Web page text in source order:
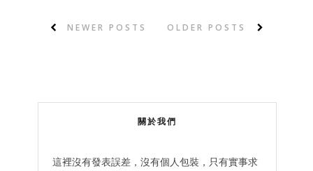
NEWER POSTS OLDER POSTS
關於我們
這裡沒有發表誤差，沒有個人包裝，只有實事求